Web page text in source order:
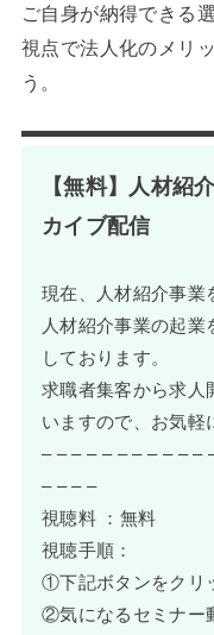
ご自身が納得できる
視点で法人化のメリ
う。
【無料】人材紹
カイブ配信
現在、人材紹介事業
人材紹介事業の起
しております。
求職者集客から求人
いますので、お気軽
– – – – – – – – – – –
– – – –
視聴料 ：無料
視聴手順：
①下記ボタンをクリ
②気になるセミナー